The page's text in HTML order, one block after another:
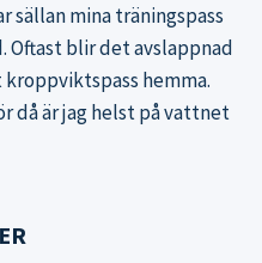
sällan mina träningspass
Oftast blir det avslappnad
hemma.
då är jag helst på vattnet